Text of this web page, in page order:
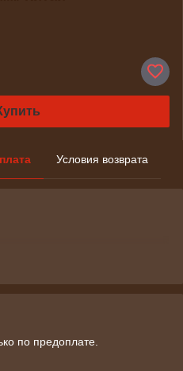
Условия возврата
по предоплате.